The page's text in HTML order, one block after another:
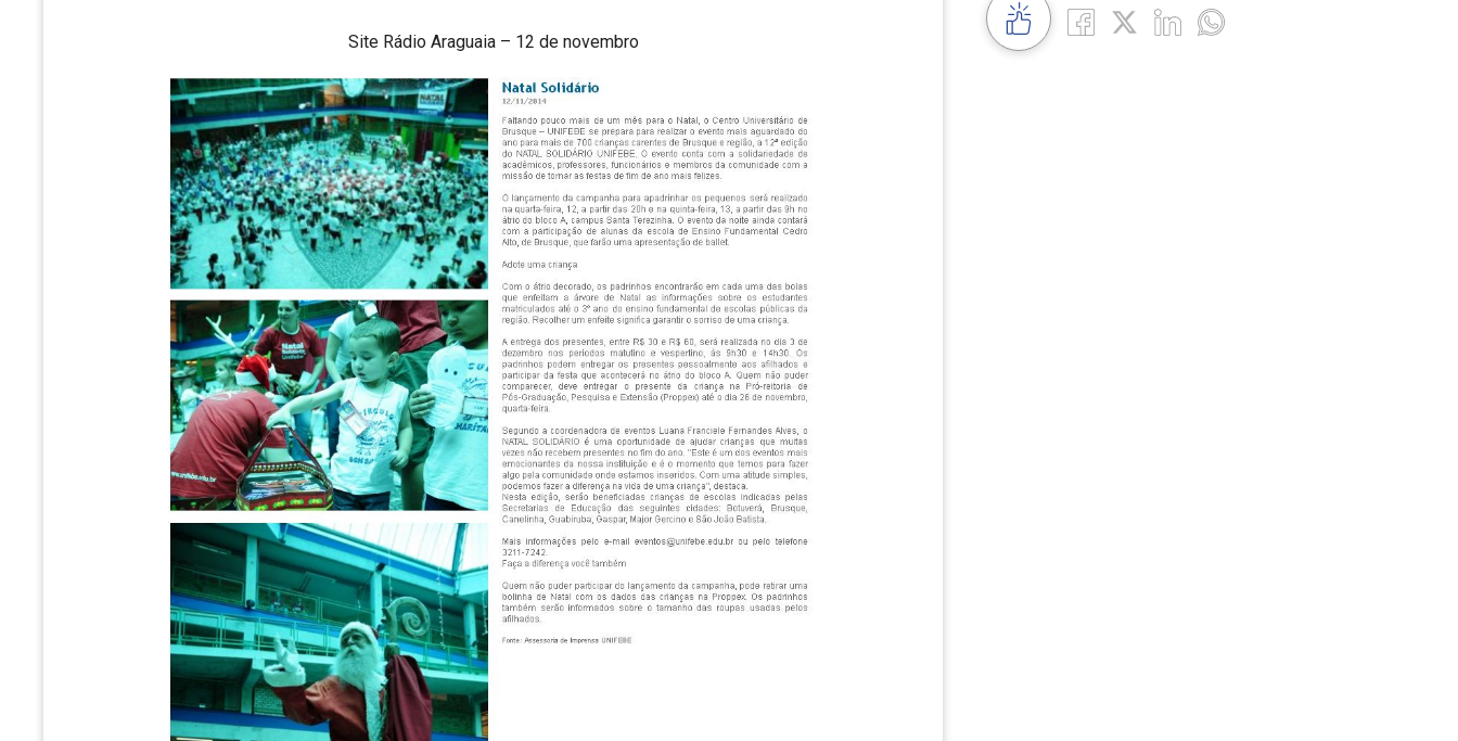
Site Rádio Araguaia – 12 de novembro